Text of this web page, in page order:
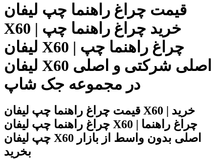
قیمت چراغ راهنما چپ لیفان
X60 | خرید چراغ راهنما چپ
لیفان X60 | چراغ راهنما چپ
لیفان X60 اصلی شرکتی و اصلی
در مجموعه جک شاپ
قیمت چراغ راهنما چپ لیفان X60 | خرید
چراغ راهنما چپ لیفان X60 | چراغ راهنما
چپ لیفان X60 اصلی بدون واسط از بازار
بخرید